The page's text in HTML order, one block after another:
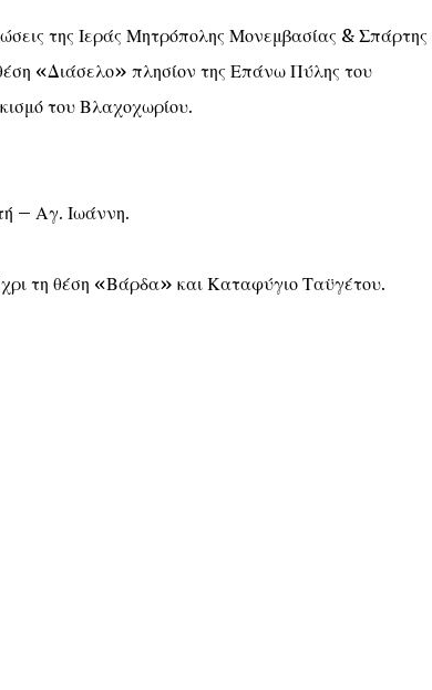
της Ιεράς Μητρόπολης Μονεμβασίας & Σπάρτης
«Διάσελο» πλησίον της Επάνω Πύλης του
του Βλαχοχωρίου.
– Αγ. Ιωάννη.
τη θέση «Βάρδα» και Καταφύγιο Ταϋγέτου.